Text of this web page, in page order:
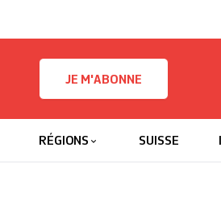
JE M'ABONNE
RÉGIONS SUISSE